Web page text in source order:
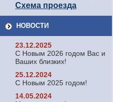
Схема проезда
НОВОСТИ
23.12.2025
С Новым 2026 годом Вас и
Ваших близких!
25.12.2024
С Новым 2025 годом!
14.05.2024